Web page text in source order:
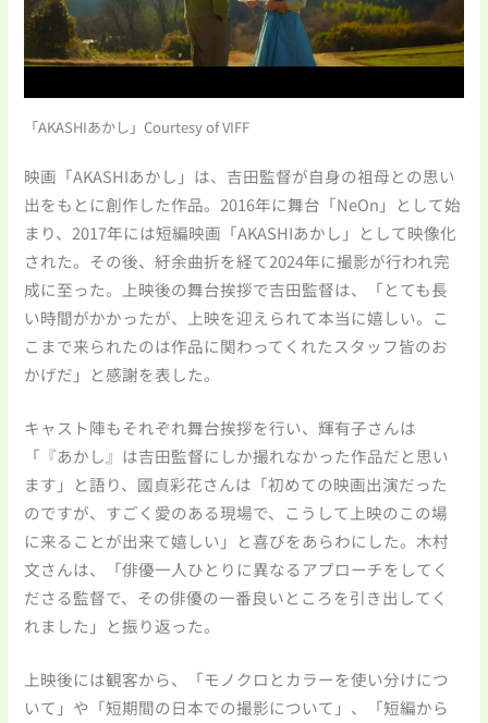
「AKASHIあかし」Courtesy of VIFF
映画「AKASHIあかし」は、吉田監督が自身の祖母との思い
出をもとに創作した作品。2016年に舞台「NeOn」として始
まり、2017年には短編映画「AKASHIあかし」として映像化
された。その後、紆余曲折を経て2024年に撮影が行われ完
成に至った。上映後の舞台挨拶で吉田監督は、「とても長
い時間がかかったが、上映を迎えられて本当に嬉しい。こ
こまで来られたのは作品に関わってくれたスタッフ皆のお
かげだ」と感謝を表した。
キャスト陣もそれぞれ舞台挨拶を行い、輝有子さんは
「『あかし』は吉田監督にしか撮れなかった作品だと思い
ます」と語り、國貞彩花さんは「初めての映画出演だった
のですが、すごく愛のある現場で、こうして上映のこの場
に来ることが出来て嬉しい」と喜びをあらわにした。木村
文さんは、「俳優一人ひとりに異なるアプローチをしてく
ださる監督で、その俳優の一番良いところを引き出してく
れました」と振り返った。
上映後には観客から、「モノクロとカラーを使い分けにつ
いて」や「短期間の日本での撮影について」、「短編から